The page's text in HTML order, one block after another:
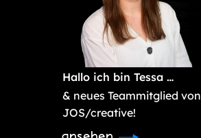
Hallo ich bin Tessa …
& neues Teammitglied von
JOS/creative!